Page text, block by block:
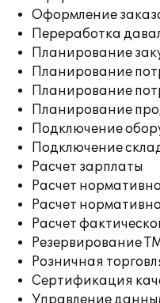
Оформление
Переработка
Планирование
Планирование
Планирование
Планирование
Подключение
Подключение
Расчет зарплаты
Расчет
Расчет
Расчет
Резервирование
Розничная
Сертификация
Управление